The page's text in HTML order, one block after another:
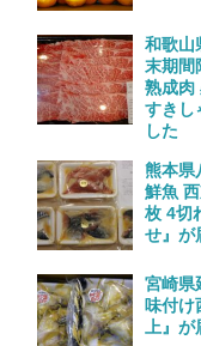
和歌山
末期間
熟成肉
すきし
した
熊本県
鮮魚
枚 4切
せ』が
宮崎県
味付
上』